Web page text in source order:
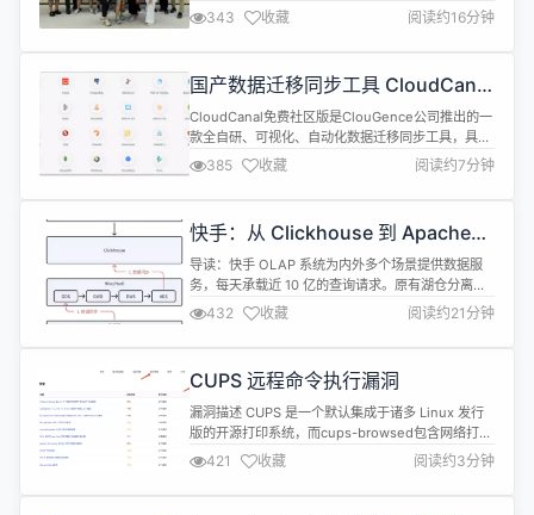
自国内外的知名开源专家和优秀企业代表发表演讲，
为广大开发者带来最新内源国际国内进展、以及内源
建设落地实践经验。 本次大会在中国深圳南山举办，
中心联合主办，华为、百度、中兴、O...
343 收藏 阅读约16分钟
国产数据迁移同步工具 CloudCanal
v4.4.0.0 发布
CloudCanal免费社区版是ClouGence公司推出的一
款全自研、可视化、自动化数据迁移同步工具，具备
结构迁移、数据迁移、数据同步、数据校验、数据订
正等功能，支持30+ 款流行关系型数据库、实时数
仓、消息中间件、缓存数据库和搜索引擎之间数据互
TiDB、StarRocks、Doris、Rocket...
385 收藏 阅读约7分钟
快手：从 Clickhouse 到 Apache
Doris, 实现湖仓分离向湖仓一体架
构升级
导读：快手 OLAP 系统为内外多个场景提供数据服
务，每天承载近 10 亿的查询请求。原有湖仓分离架
构，由离线数据湖和实时数仓组成，面临存储冗余、
资源抢占、治理复杂、查询调优难等问题。通过引入
Apache Doris 湖仓一体能力，替换了 Clickhouse
写能力和自动物化服务，实现高性能的数据查询...
432 收藏 阅读约21分钟
CUPS 远程命令执行漏洞
漏洞描述 CUPS 是一个默认集成于诸多 Linux 发行
版的开源打印系统，而cups-browsed包含网络打印
功能，包括但不限于自动发现打印服务和共享打印
机。 cups-browsed默认监听 631 端口，由于受影
响版本的cups-browsed未对数据包做校验，导致未
421 收藏 阅读约3分钟